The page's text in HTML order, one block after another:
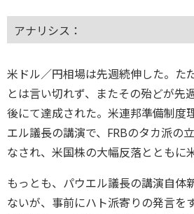
アナリシス：
米ドル／円相場は先週続伸した。た
とは言い切れず、またその殆どが先
後にて達成された。米連邦準備制度
エル議長の講演で、FRBのタカ派の
なされ、米国株の大幅反落とともに
もっとも、パウエル議長の講演自体
ないが、事前にハト派寄りの発言を